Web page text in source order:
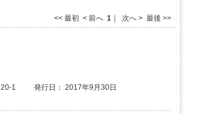
<< 最初 < 前へ 1 ｜ 次へ > 最後 >>
1 発行日： 2017年9月30日